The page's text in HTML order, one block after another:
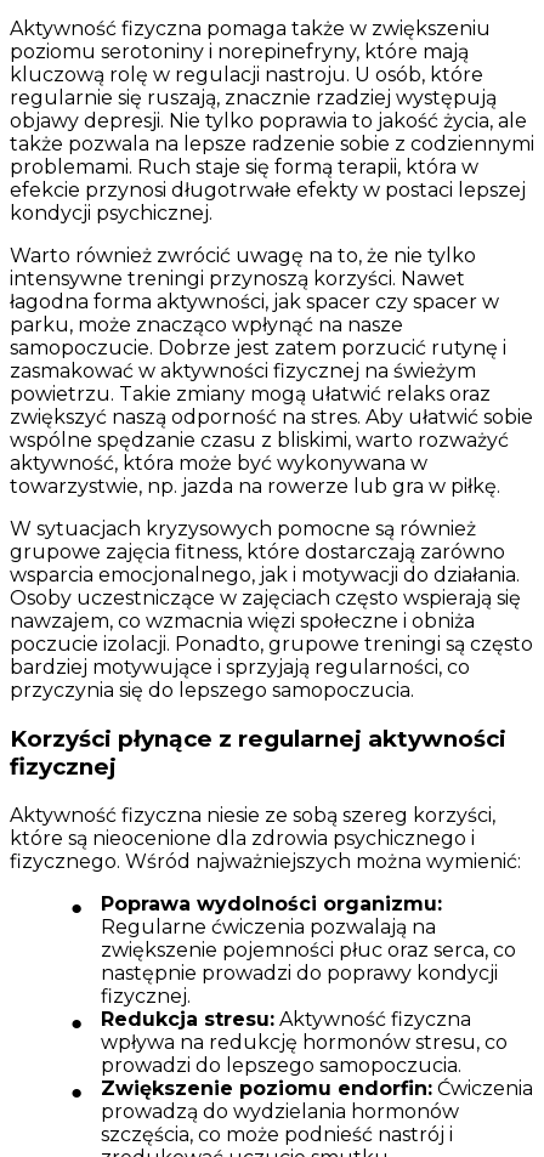
Aktywność fizyczna pomaga także w zwiększeniu
poziomu serotoniny i norepinefryny, które mają
kluczową rolę w regulacji nastroju. U osób, które
regularnie się ruszają, znacznie rzadziej występują
objawy depresji. Nie tylko poprawia to jakość życia, ale
także pozwala na lepsze radzenie sobie z codziennymi
problemami. Ruch staje się formą terapii, która w
efekcie przynosi długotrwałe efekty w postaci lepszej
kondycji psychicznej.
Warto również zwrócić uwagę na to, że nie tylko
intensywne treningi przynoszą korzyści. Nawet
łagodna forma aktywności, jak spacer czy spacer w
parku, może znacząco wpłynąć na nasze
samopoczucie. Dobrze jest zatem porzucić rutynę i
zasmakować w aktywności fizycznej na świeżym
powietrzu. Takie zmiany mogą ułatwić relaks oraz
zwiększyć naszą odporność na stres. Aby ułatwić sobie
wspólne spędzanie czasu z bliskimi, warto rozważyć
aktywność, która może być wykonywana w
towarzystwie, np. jazda na rowerze lub gra w piłkę.
W sytuacjach kryzysowych pomocne są również
grupowe zajęcia fitness, które dostarczają zarówno
wsparcia emocjonalnego, jak i motywacji do działania.
Osoby uczestniczące w zajęciach często wspierają się
nawzajem, co wzmacnia więzi społeczne i obniża
poczucie izolacji. Ponadto, grupowe treningi są często
bardziej motywujące i sprzyjają regularności, co
przyczynia się do lepszego samopoczucia.
Korzyści płynące z regularnej aktywności
fizycznej
Aktywność fizyczna niesie ze sobą szereg korzyści,
które są nieocenione dla zdrowia psychicznego i
fizycznego. Wśród najważniejszych można wymienić:
Poprawa wydolności organizmu:
Regularne ćwiczenia pozwalają na
zwiększenie pojemności płuc oraz serca, co
następnie prowadzi do poprawy kondycji
fizycznej.
Redukcja stresu: Aktywność fizyczna
wpływa na redukcję hormonów stresu, co
prowadzi do lepszego samopoczucia.
Zwiększenie poziomu endorfin: Ćwiczenia
prowadzą do wydzielania hormonów
szczęścia, co może podnieść nastrój i